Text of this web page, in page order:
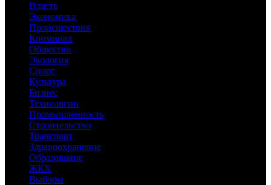
Власть
Экономика
Происшествия
Криминал
Общество
Экология
Спорт
Культура
Бизнес
Технологии
Промышленность
Строительство
Транспорт
Здравоохранение
Образование
ЖКХ
Выборы